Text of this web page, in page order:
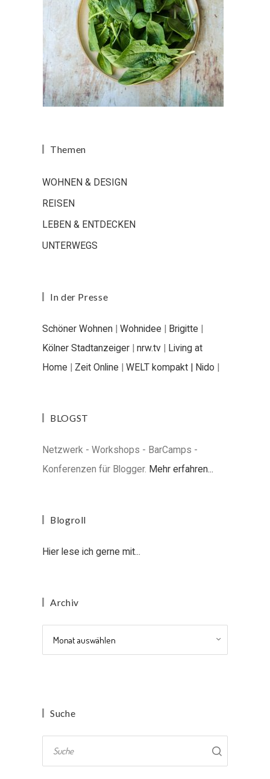
Themen
WOHNEN & DESIGN
REISEN
LEBEN & ENTDECKEN
UNTERWEGS
In der Presse
Schöner Wohnen | Wohnidee | Brigitte |
Kölner Stadtanzeiger | nrw.tv | Living at
Home | Zeit Online | WELT kompakt | Nido |
BLOGST
Netzwerk - Workshops - BarCamps -
Konferenzen für Blogger. Mehr erfahren...
Blogroll
Hier lese ich gerne mit...
Archiv
Suche